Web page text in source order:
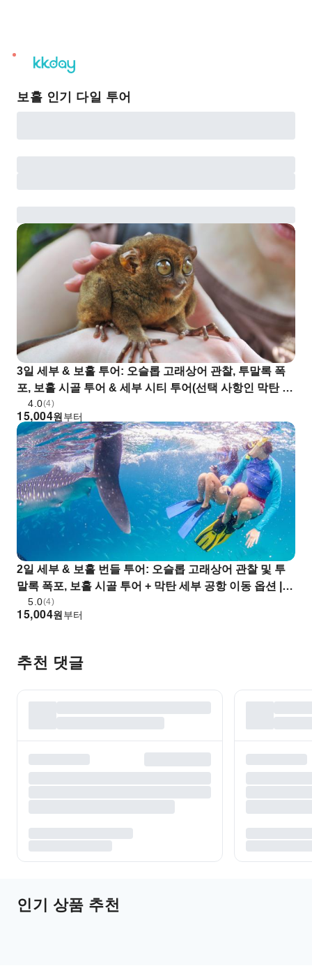
unread
notifications
보홀 인기 다일 투어
3일 세부 & 보홀 투어: 오슬롭 고래상어 관찰, 투말록 폭
포, 보홀 시골 투어 & 세부 시티 투어(선택 사항인 막탄 세
부 공항 교통편 포함) | 필리핀
4.0(4)
원
15,004 부터
2일 세부 & 보홀 번들 투어: 오슬롭 고래상어 관찰 및 투
말록 폭포, 보홀 시골 투어 + 막탄 세부 공항 이동 옵션 |
필리핀 제도
5.0(4)
원
15,004 부터
추천 댓글
인기 상품 추천